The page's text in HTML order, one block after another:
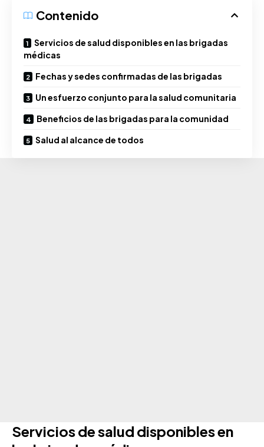
Contenido
Servicios de salud disponibles en las brigadas
médicas
Fechas y sedes confirmadas de las brigadas
Un esfuerzo conjunto para la salud comunitaria
Beneficios de las brigadas para la comunidad
Salud al alcance de todos
Servicios de salud disponibles en